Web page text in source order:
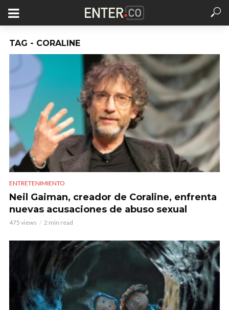
TAG - CORALINE
ENTRETENIMIENTO
Neil Gaiman, creador de Coraline, enfrenta
nuevas acusaciones de abuso sexual
475 views 2 min read